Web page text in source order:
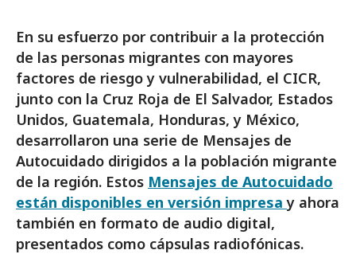
En su esfuerzo por contribuir a la protección
de las personas migrantes con mayores
factores de riesgo y vulnerabilidad, el CICR,
junto con la Cruz Roja de El Salvador, Estados
Unidos, Guatemala, Honduras, y México,
desarrollaron una serie de Mensajes de
Autocuidado dirigidos a la población migrante
de la región. Estos Mensajes de Autocuidado
están disponibles en versión impresa y ahora
también en formato de audio digital,
presentados como cápsulas radiofónicas.